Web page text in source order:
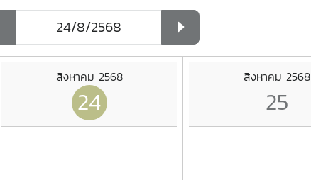
สิงหาคม 2568
24
สิงหาคม 2568
25